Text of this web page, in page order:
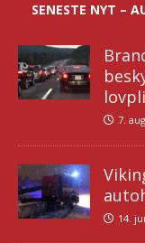
SENESTE NYT –
7.
14.